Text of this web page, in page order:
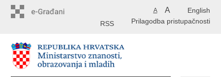
English
A A
Prilagodba pristupačnosti
RSS